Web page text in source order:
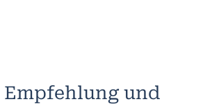
Empfehlung und